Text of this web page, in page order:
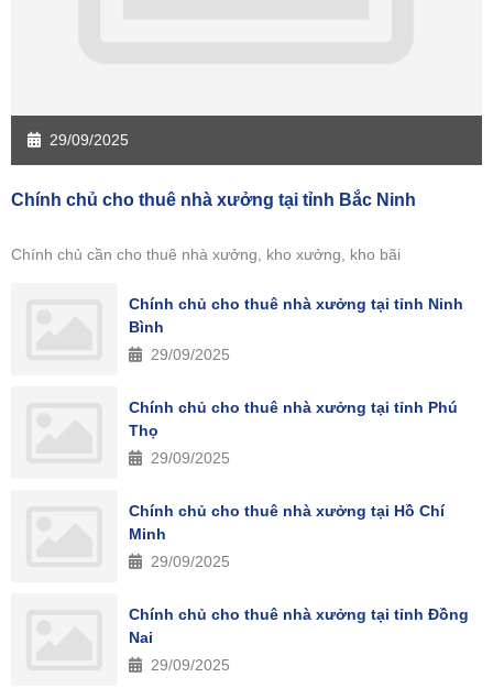
29/09/2025
Chính chủ cho thuê nhà xưởng tại tỉnh Bắc Ninh
Chính chủ cần cho thuê nhà xưởng, kho xưởng, kho bãi
Chính chủ cho thuê nhà xưởng tại tỉnh Ninh
Bình
29/09/2025
Chính chủ cho thuê nhà xưởng tại tỉnh Phú
Thọ
29/09/2025
Chính chủ cho thuê nhà xưởng tại Hồ Chí
Minh
29/09/2025
Chính chủ cho thuê nhà xưởng tại tỉnh Đồng
Nai
29/09/2025